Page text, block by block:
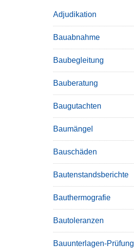
Adjudikation
Bauabnahme
Baubegleitung
Bauberatung
Baugutachten
Baumängel
Bauschäden
Bautenstandsberichte
Bauthermografie
Bautoleranzen
Bauunterlagen-Prüfung